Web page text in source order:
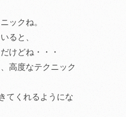
ックね。
ると、
けどね・・・
高度なテクニック
てくれるようにな